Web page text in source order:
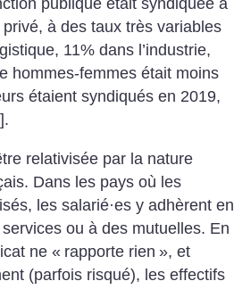
à des taux très variables
11% dans l’industrie,
hommes-femmes était moins
étaient syndiqués en 2019,
].
relativisée par la nature
Dans les pays où les
les salarié·es y adhèrent en
ou à des mutuelles. En
ne « rapporte rien », et
(parfois risqué), les effectifs